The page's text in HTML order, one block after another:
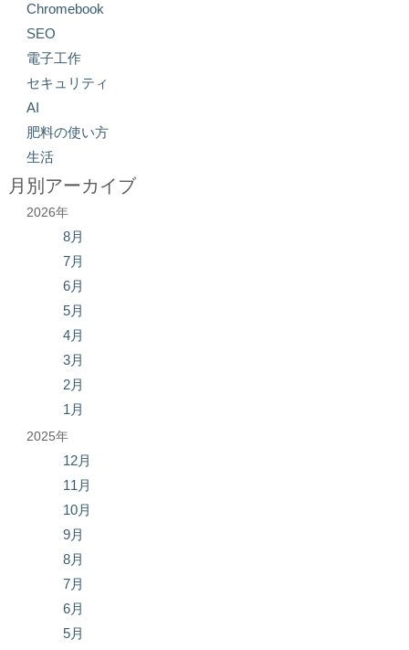
Chromebook
SEO
電子工作
セキュリティ
AI
肥料の使い方
生活
月別アーカイブ
2026年
8月
7月
6月
5月
4月
3月
2月
1月
2025年
12月
11月
10月
9月
8月
7月
6月
5月